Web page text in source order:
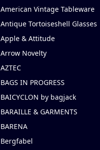
American Vintage Tableware
Antique Tortoiseshell Glasses
Apple & Attitude
Arrow Novelty
AZTEC
BAGS IN PROGRESS
BAICYCLON by bagjack
BARAILLE & GARMENTS
BARENA
Bergfabel